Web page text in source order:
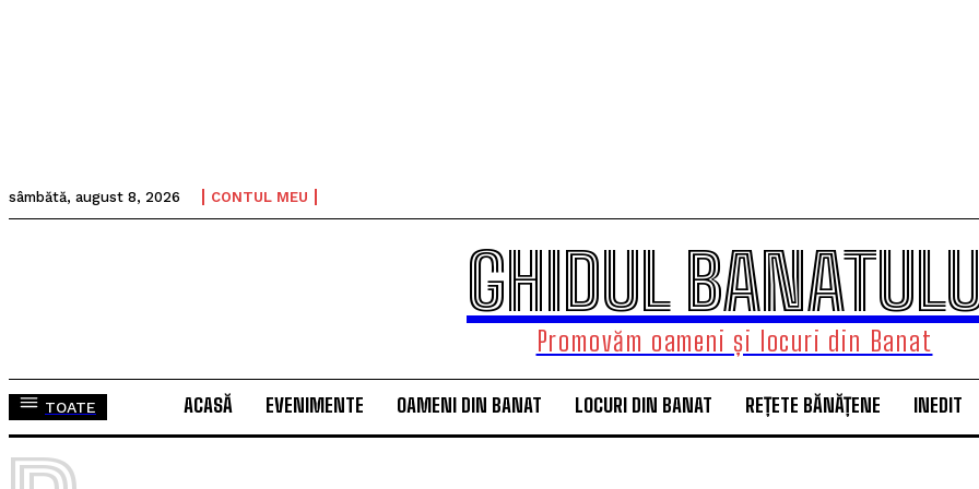
sâmbătă, august 8, 2026 CONTUL MEU
GHIDUL
Promovăm oameni și locuri din Banat
TOATE ACASĂ EVENIMENTE OAMENI DIN BANAT LOCURI DIN BANAT REȚETE BĂNĂȚENE INEDIT